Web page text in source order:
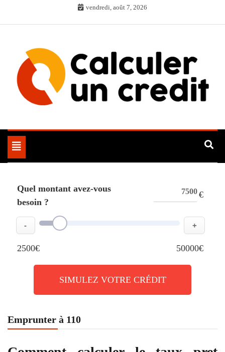
vendredi, août 7, 2026
Toggle
navigation
Quel montant avez-vous
besoin ?
€
- +
2500€ 50000€
SIMULEZ VOTRE CRÉDIT
Emprunter à 110